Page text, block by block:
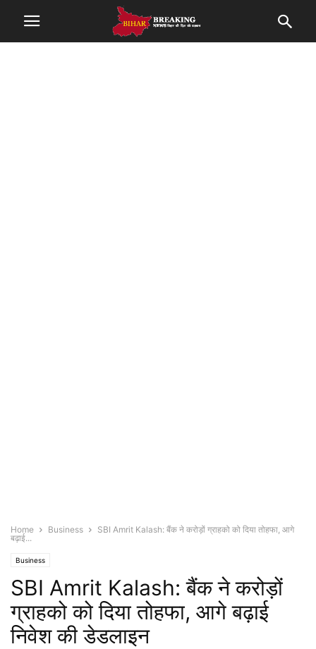
Home Business
SBI Amrit Kalash: बैंक ने करोड़ों ग्राहको को दिया तोहफा, आगे
बढ़ाई...
Business
SBI Amrit Kalash: बैंक ने करोड़ों
ग्राहको को दिया तोहफा, आगे बढ़ाई
निवेश की डेडलाइन